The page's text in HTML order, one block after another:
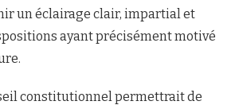
un éclairage clair, impartial et
ayant précisément motivé
constitutionnel permettrait de